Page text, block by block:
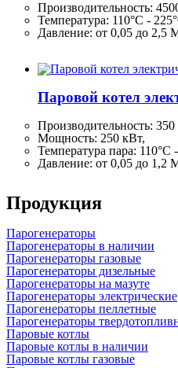
Производительность:
Температура: 110°C -
Давление: от 0,05 до
Паровой котел
Производительность: 350
Мощность: 250 кВт,
Температура пара: 110°C
Давление: от 0,05 до 1,2
Продукция
Парогенераторы
Парогенераторы в наличии
Парогенераторы газовые
Парогенераторы дизельные
Парогенераторы на мазуте
Парогенераторы электрические
Парогенераторы пеллетные
Парогенераторы
Паровые котлы
Паровые котлы в наличии
Паровые котлы газовые